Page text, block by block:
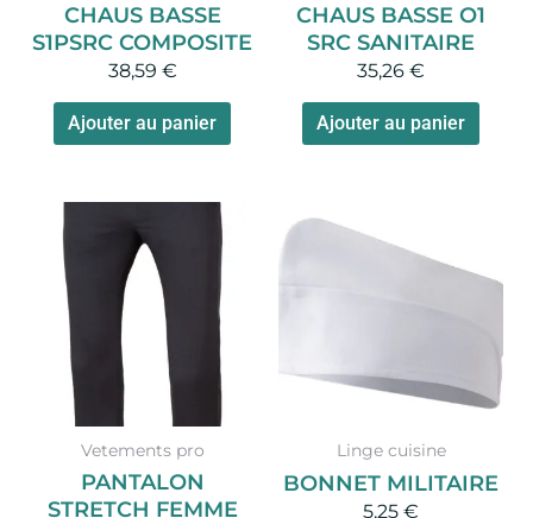
CHAUS BASSE
S1PSRC COMPOSITE
38,59 €
Ajouter au panier
choisies
sur
du
CHAUS BASSE O1
SRC SANITAIRE
35,26 €
Ajouter au panier
du
Vetements pro
PANTALON
STRETCH FEMME
Linge cuisine
BONNET MILITAIRE
5,25 €